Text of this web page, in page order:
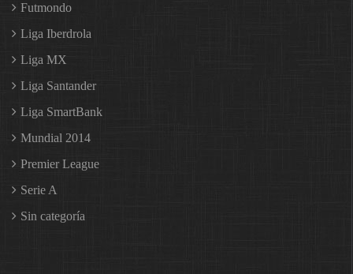
Futmondo
Liga Iberdrola
Liga MX
Liga Santander
Liga SmartBank
Mundial 2014
Premier League
Serie A
Sin categoría